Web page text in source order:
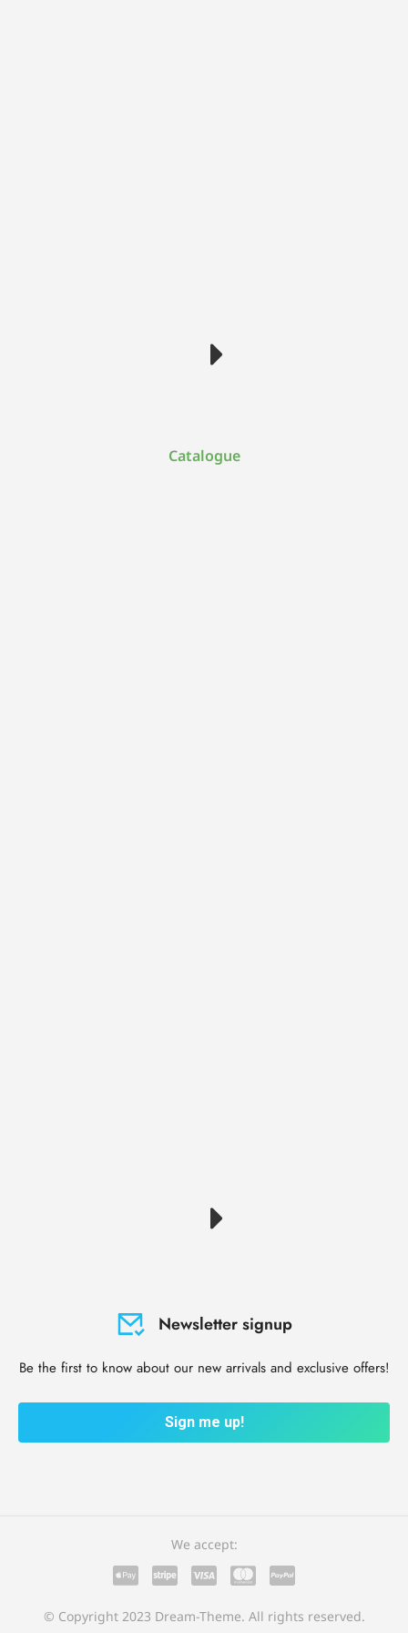
Catalogue
Newsletter signup
Be the first to know about our new arrivals and exclusive offers!
Sign me up!
© Copyright 2023 Dream-Theme. All rights reserved.
We accept: